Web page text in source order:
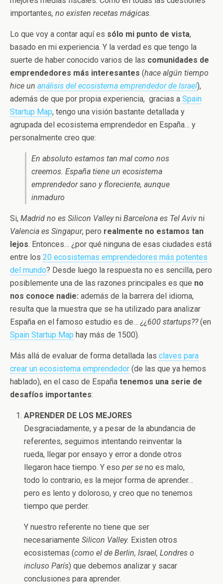
importantes, no existen recetas mágicas.
Lo que voy a contar aquí es sólo mi punto de vista,
basado en mi experiencia. Y la verdad es que tengo la
suerte de haber conocido varios de las comunidades de
emprendedores más interesantes (hace algún tiempo
hice un análisis del ecosistema emprendedor de Israel),
además de que por propia experiencia, gracias a Spain
Startup Map, tengo una visión bastante detallada y
agrupada del ecosistema emprendedor en España… y
personalmente creo que:
En absoluto estamos tan mal como nos
creemos. España tiene un ecosistema
emprendedor sano y floreciente, aunque
inmaduro
Si, Madrid no es Silicon Valleyni Barcelona es Tel Aviv ni
Valencia es Singapur, pero realmente no estamos tan
lejos. Entonces… ¿por qué ninguna de esas ciudades está
entre los 20 ecosistemas emprendedores más potentes
del mundo? Desde luego la respuesta no es sencilla, pero
posiblemente una de las razones principales es que no
nos conoce nadie: además de la barrera del idioma,
resulta que la muestra que se ha utilizado para analizar
España en el famoso estudio es de…¿¿600 startups??(en
Spain Startup Map hay más de 1500).
Más allá de evaluar de forma detallada las claves para
crear un ecosistema emprendedor (de las que ya hemos
hablado), en el caso de España tenemos una serie de
desafíos importantes:
APRENDER DE LOS MEJORES
Desgraciadamente, y a pesar de la abundancia de
referentes, seguimos intentando reinventar la
rueda, llegar por ensayo y error a donde otros
llegaron hace tiempo. Y esoper se no es malo,
todo lo contrario, es la mejor forma de aprender…
pero es lento y doloroso, y creo que no tenemos
tiempo que perder.
Y nuestro referente no tiene que ser
necesariamenteSilicon Valley. Existen otros
ecosistemas (como el de Berlin, Israel, Londres o
incluso París) que debemos analizar y sacar
conclusiones para aprender.